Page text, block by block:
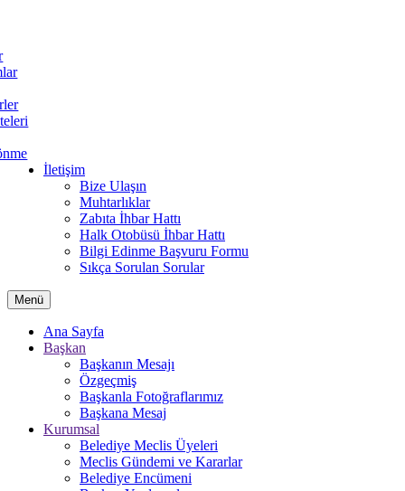
İletişim
Bize Ulaşın
Muhtarlıklar
Zabıta İhbar Hattı
Halk Otobüsü İhbar Hattı
Bilgi Edinme Başvuru Formu
Sıkça Sorulan Sorular
Menü
Ana Sayfa
Başkan
Başkanın Mesajı
Özgeçmiş
Başkanla Fotoğraflarımız
Başkana Mesaj
Kurumsal
Belediye Meclis Üyeleri
Meclis Gündemi ve Kararlar
Belediye Encümeni